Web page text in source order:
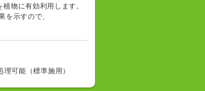
物に有効利用します。
を示すので、
可能（標準施用）